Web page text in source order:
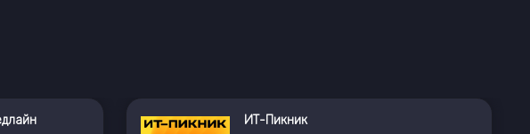
ИТ-Пикник